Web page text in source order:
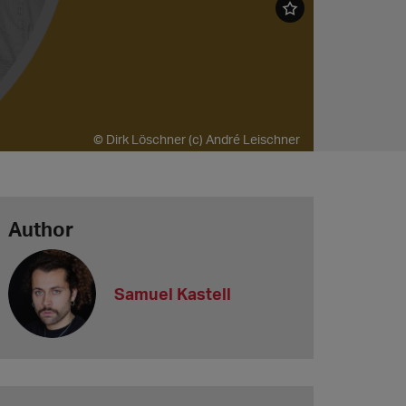
© Dirk Löschner (c) André Leischner
Author
Samuel Kastell